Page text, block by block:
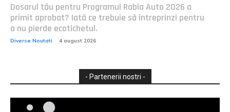
Dosarul tău pentru Programul Rabla Auto 2026 a
primit aprobat? Iată ce trebuie să întreprinzi pentru
a nu pierde ecotichetul.
Diverse Noutati 4 august 2026
- Partenerii nostri -